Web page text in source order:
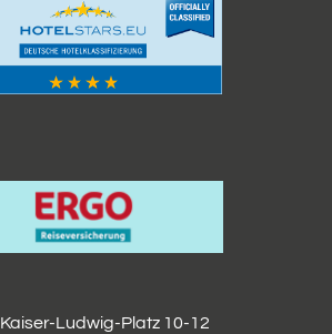
Kaiser-Ludwig-Platz 10-12